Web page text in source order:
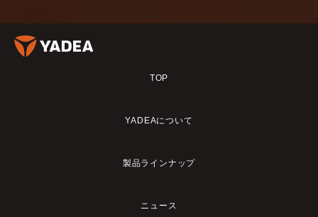
TOP
YADEAについて
製品ラインナップ
ニュース